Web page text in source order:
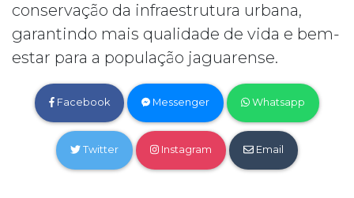
conservação da infraestrutura urbana,
garantindo mais qualidade de vida e bem-
estar para a população jaguarense.
Facebook Messenger Whatsapp
Twitter Instagram Email